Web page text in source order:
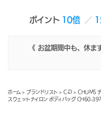
ポイント 10倍
《 お盆期間中も、休
ホーム >ブランドリスト >C-D>CHUMS
スウェットナイロン ボディバッグ CH60-